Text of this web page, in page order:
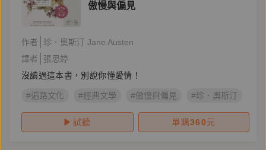
傲慢與偏見
作者
珍．奧斯汀 Jane Austen
譯者
張思婷
沒讀過這本書，別說你懂愛情！
#遍路文化 #經典文學 #傲慢與偏見 #珍．奧斯汀
試聽 單購360元